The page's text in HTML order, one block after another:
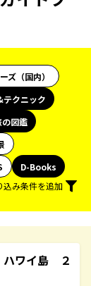
ズ（国内）
テクニック
の図鑑
D-Books
込み条件を追加
ワイ島 ２